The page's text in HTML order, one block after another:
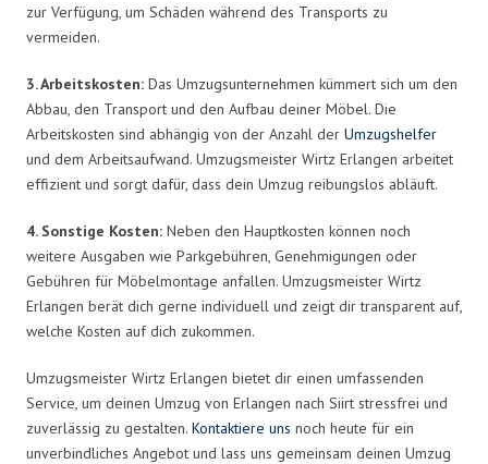
zur Verfügung, um Schäden während des Transports zu
vermeiden.
3. Arbeitskosten: Das Umzugsunternehmen kümmert sich um den
Abbau, den Transport und den Aufbau deiner Möbel. Die
Arbeitskosten sind abhängig von der Anzahl der Umzugshelfer
und dem Arbeitsaufwand. Umzugsmeister Wirtz Erlangen arbeitet
effizient und sorgt dafür, dass dein Umzug reibungslos abläuft.
4. Sonstige Kosten: Neben den Hauptkosten können noch
weitere Ausgaben wie Parkgebühren, Genehmigungen oder
Gebühren für Möbelmontage anfallen. Umzugsmeister Wirtz
Erlangen berät dich gerne individuell und zeigt dir transparent auf,
welche Kosten auf dich zukommen.
Umzugsmeister Wirtz Erlangen bietet dir einen umfassenden
Service, um deinen Umzug von Erlangen nach Siirt stressfrei und
zuverlässig zu gestalten. Kontaktiere uns noch heute für ein
unverbindliches Angebot und lass uns gemeinsam deinen Umzug